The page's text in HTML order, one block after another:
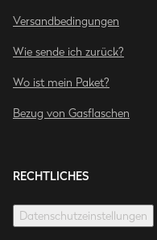
Versandbedingungen
Wie sende ich zurück?
Wo ist mein Paket?
Bezug von Gasflaschen
RECHTLICHES
Datenschutzeinstellungen